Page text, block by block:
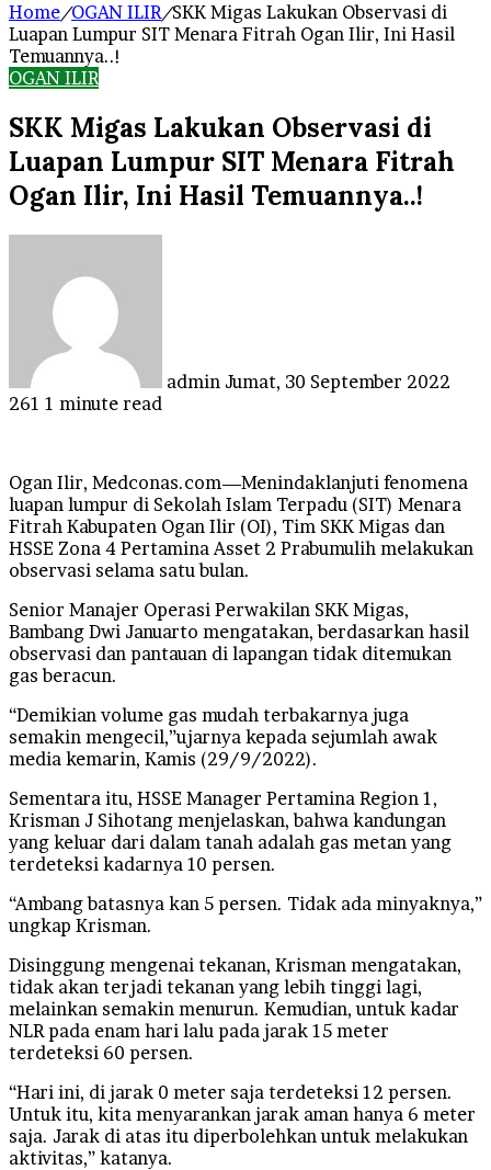
Home/OGAN ILIR/SKK Migas Lakukan Observasi di
Luapan Lumpur SIT Menara Fitrah Ogan Ilir, Ini Hasil
Temuannya..!
OGAN ILIR
SKK Migas Lakukan Observasi di
Luapan Lumpur SIT Menara Fitrah
Ogan Ilir, Ini Hasil Temuannya..!
admin Jumat, 30 September 2022
261 1 minute read
Ogan Ilir, Medconas.com—Menindaklanjuti fenomena
luapan lumpur di Sekolah Islam Terpadu (SIT) Menara
Fitrah Kabupaten Ogan Ilir (OI), Tim SKK Migas dan
HSSE Zona 4 Pertamina Asset 2 Prabumulih melakukan
observasi selama satu bulan.
Senior Manajer Operasi Perwakilan SKK Migas,
Bambang Dwi Januarto mengatakan, berdasarkan hasil
observasi dan pantauan di lapangan tidak ditemukan
gas beracun.
“Demikian volume gas mudah terbakarnya juga
semakin mengecil,”ujarnya kepada sejumlah awak
media kemarin, Kamis (29/9/2022).
Sementara itu, HSSE Manager Pertamina Region 1,
Krisman J Sihotang menjelaskan, bahwa kandungan
yang keluar dari dalam tanah adalah gas metan yang
terdeteksi kadarnya 10 persen.
“Ambang batasnya kan 5 persen. Tidak ada minyaknya,”
ungkap Krisman.
Disinggung mengenai tekanan, Krisman mengatakan,
tidak akan terjadi tekanan yang lebih tinggi lagi,
melainkan semakin menurun. Kemudian, untuk kadar
NLR pada enam hari lalu pada jarak 15 meter
terdeteksi 60 persen.
“Hari ini, di jarak 0 meter saja terdeteksi 12 persen.
Untuk itu, kita menyarankan jarak aman hanya 6 meter
saja. Jarak di atas itu diperbolehkan untuk melakukan
aktivitas,” katanya.